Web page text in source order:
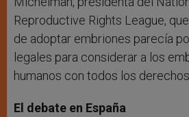
Reproductive Rights League,
de adoptar embriones parecía
legales para considerar a los
humanos con todos los
El debate en España